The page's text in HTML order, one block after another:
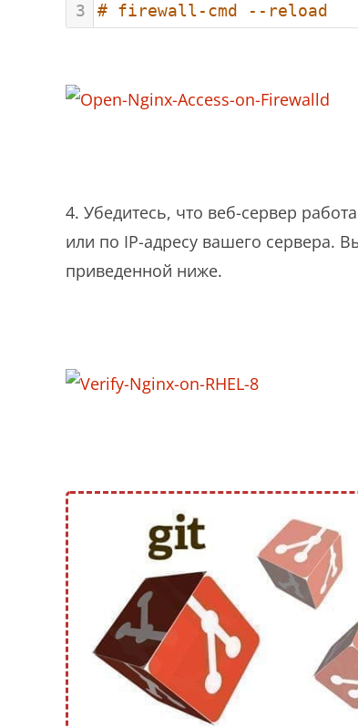
3
# firewall-cmd --reload
4. Убедитесь, что веб-сервер
или по IP-адресу вашего сервера.
приведенной ниже.